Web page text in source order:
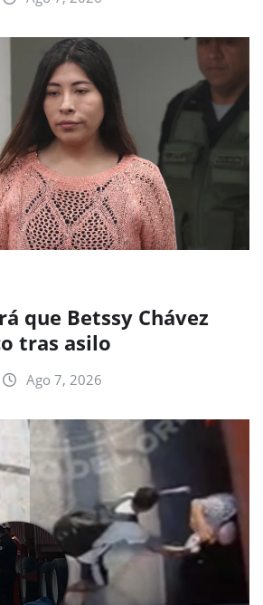
que Betssy Chávez
tras asilo
Ago 7, 2026